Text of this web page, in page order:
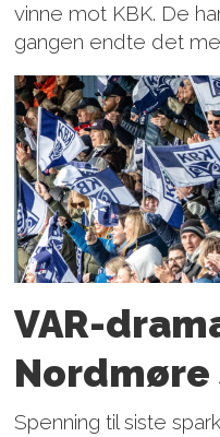
vinne mot KBK. De
gangen endte det
VAR-
Spenning til siste